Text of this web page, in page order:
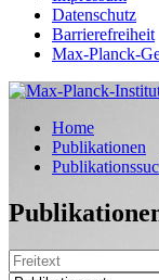
Datenschutz
Barrierefreiheit
Max-Planck-
Home
Publikationen